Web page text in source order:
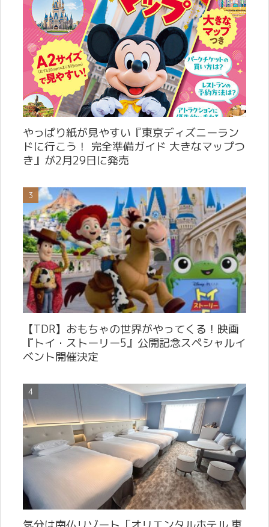
やっぱり紙が見やすい『東京ディズニーラン
ドに行こう！ 完全準備ガイド 大きなマップつ
き』が2月29日に発売
【TDR】おもちゃの世界がやってくる！映画
『トイ・ストーリー5』公開記念スペシャルイ
ベント開催決定